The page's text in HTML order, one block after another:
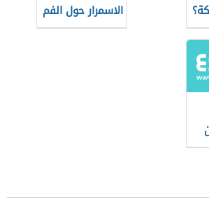
الاسمرار حول الفم